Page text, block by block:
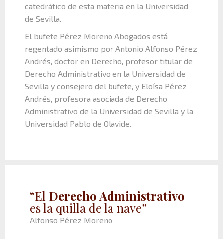
catedrático de esta materia en la Universidad
de Sevilla.
El bufete Pérez Moreno Abogados está
regentado asimismo por Antonio Alfonso Pérez
Andrés, doctor en Derecho, profesor titular de
Derecho Administrativo en la Universidad de
Sevilla y consejero del bufete, y Eloísa Pérez
Andrés, profesora asociada de Derecho
Administrativo de la Universidad de Sevilla y la
Universidad Pablo de Olavide.
“El Derecho Administrativo
es la quilla de la nave”
Alfonso Pérez Moreno